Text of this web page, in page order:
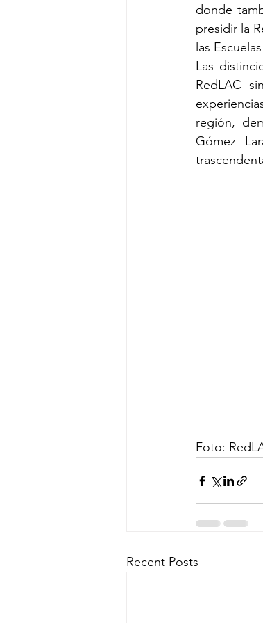
donde
presidir la
las
Las
RedLAC
región,
Gómez
Foto:
Recent Posts